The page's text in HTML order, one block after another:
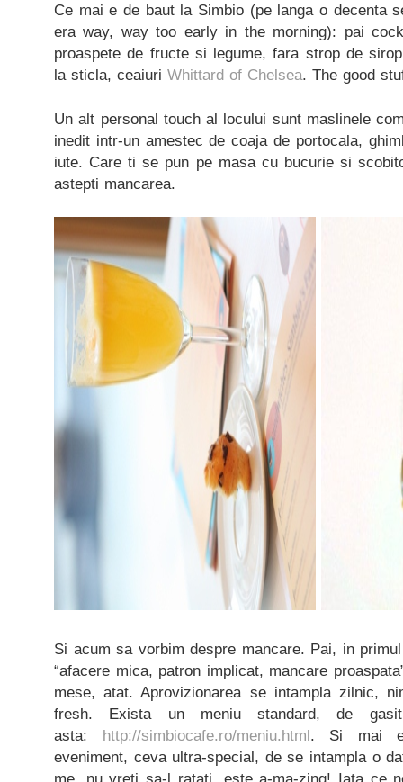
Ce mai e de baut la Simbio (pe langa o decenta
era way, way too early in the morning): pai
proaspete de fructe si legume, fara strop de
la sticla, ceaiuri Whittard of Chelsea. The good
Un alt personal touch al locului sunt maslinele
inedit intr-un amestec de coaja de portocala,
iute. Care ti se pun pe masa cu bucurie si
astepti mancarea.
Si acum sa vorbim despre mancare. Pai, in
“afacere mica, patron implicat, mancare
mese, atat. Aprovizionarea se intampla zilnic,
fresh. Exista un meniu standard, de
asta: http://simbiocafe.ro/meniu.html. Si mai
eveniment, ceva ultra-special, de se intampla o
me, nu vreti sa-l ratati, este a-ma-zing! Iata ce